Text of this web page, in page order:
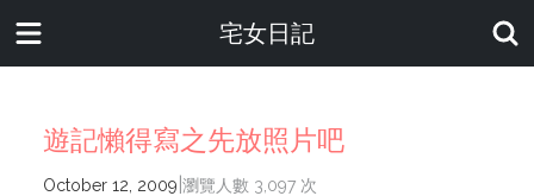
宅女日記
遊記懶得寫之先放照片吧
October 12, 2009 瀏覽人數 3,097 次